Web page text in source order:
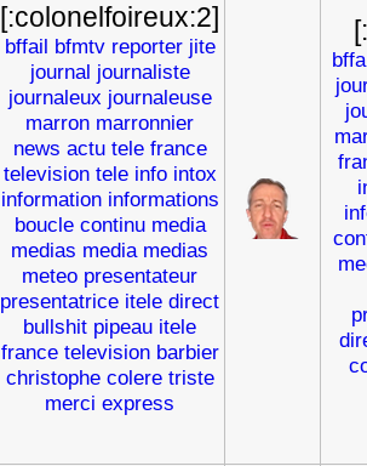
[:colonelfoireux:2]
bffail bfmtv reporter jite
journal journaliste
journaleux journaleuse
marron marronnier
news actu tele france
television tele info intox
information informations
boucle continu media
medias media medias
meteo presentateur
presentatrice itele direct
bullshit pipeau itele
france television barbier
christophe colere triste
merci express